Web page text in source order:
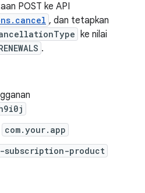
POST ke API
, dan tetapkan
ke nilai
.
com.your.app
subscription-product